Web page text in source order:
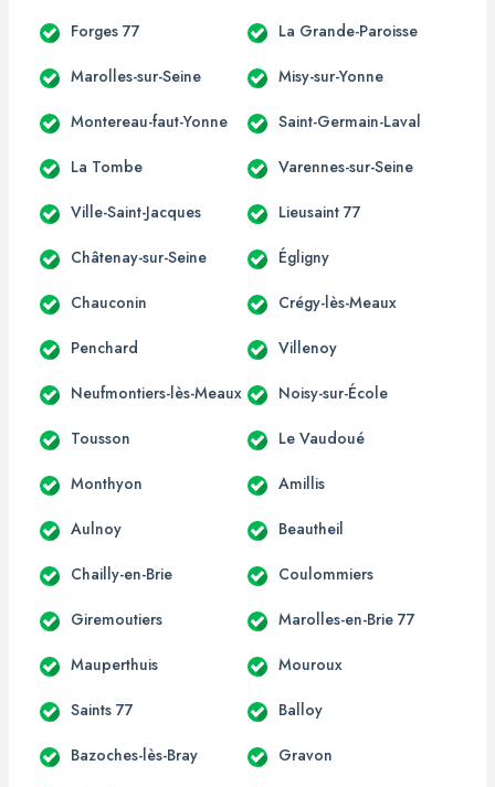
Forges 77 La Grande-Paroisse
Marolles-sur-Seine Misy-sur-Yonne
Montereau-faut-Yonne Saint-Germain-Laval
La Tombe Varennes-sur-Seine
Ville-Saint-Jacques Lieusaint 77
Châtenay-sur-Seine Égligny
Chauconin Crégy-lès-Meaux
Penchard Villenoy
Neufmontiers-lès-Meaux Noisy-sur-École
Tousson Le Vaudoué
Monthyon Amillis
Aulnoy Beautheil
Chailly-en-Brie Coulommiers
Giremoutiers Marolles-en-Brie 77
Mauperthuis Mouroux
Saints 77 Balloy
Bazoches-lès-Bray Gravon